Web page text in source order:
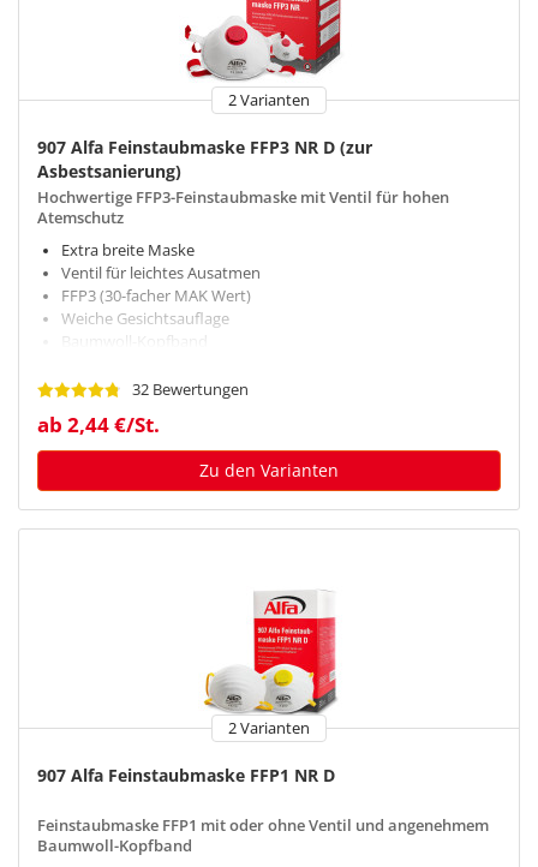
2 Varianten
907 Alfa Feinstaubmaske FFP3 NR D (zur
Asbestsanierung)
Hochwertige FFP3-Feinstaubmaske mit Ventil für hohen
Atemschutz
Extra breite Maske
Ventil für leichtes Ausatmen
FFP3 (30-facher MAK Wert)
Weiche Gesichtsauflage
Baumwoll-Kopfband
32 Bewertungen
ab 2,44 €/St.
Zu den Varianten
2 Varianten
907 Alfa Feinstaubmaske FFP1 NR D
Feinstaubmaske FFP1 mit oder ohne Ventil und angenehmem
Baumwoll-Kopfband